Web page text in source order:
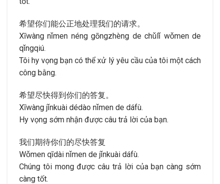
希望你们能公正地处理我们的请求。
Xīwàng nǐmen néng gōngzhèng de chǔlǐ wǒmen de
qǐngqiú.
Tôi hy vọng bạn có thể xử lý yêu cầu của tôi một cách
công bằng.
希望尽快得到你们的答复。
Xīwàng jǐnkuài dédào nǐmen de dáfù.
Hy vọng sớm nhận được câu trả lời của bạn.
我们期待你们的尽快答复
Wǒmen qīdài nǐmen de jǐnkuài dáfù.
Chúng tôi mong được câu trả lời của bạn càng sớm
càng tốt.